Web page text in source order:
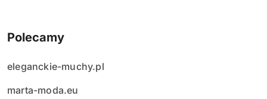
Polecamy
eleganckie-muchy.pl
marta-moda.eu